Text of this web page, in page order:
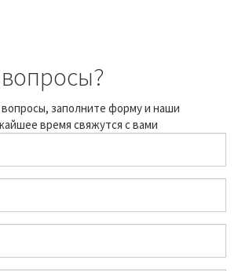
вопросы, заполните форму и наши
время свяжутся с вами